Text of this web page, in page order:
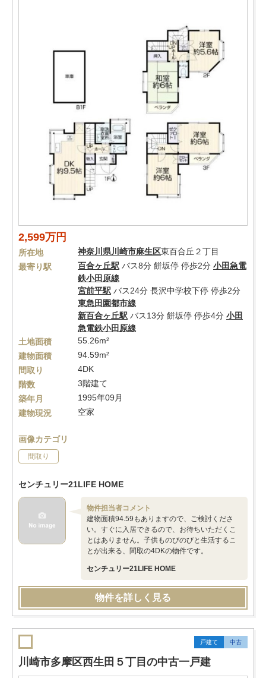
2,599万円
所在地 神奈川県川崎市麻生区東百合丘２丁目
最寄り駅
百合ヶ丘駅 バス8分 餅坂停 停歩2分 小田急電
鉄小田原線
宮前平駅 バス24分 長沢中学校下停 停歩2分
東急田園都市線
新百合ヶ丘駅 バス13分 餅坂停 停歩4分 小田
急電鉄小田原線
土地面積
55.26m²
建物面積
94.59m²
間取り
4DK
階数
3階建て
築年月
1995年09月
建物現況
空家
画像カテゴリ
間取り
センチュリー21LIFE HOME
物件担当者コメント
建物面積94.59もありますので、ご検討くださ
い。すぐに入居できるので、お待ちいただくこ
とはありません。子供ものびのびと生活するこ
とが出来る、間取の4DKの物件です。
センチュリー21LIFE HOME
物件を詳しく見る
戸建て 中古
川崎市多摩区西生田５丁目の中古一戸建